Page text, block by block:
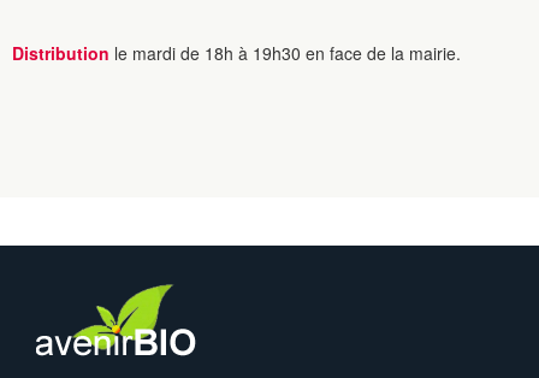
Distribution le mardi de 18h à 19h30 en face de la mairie.